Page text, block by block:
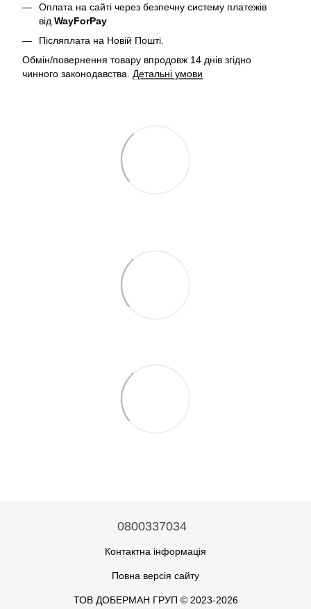
Оплата на сайті через безпечну систему платежів
від WayForPay
Післяплата на Новій Пошті.
Обмін/повернення товару впродовж 14 днів згідно
чинного законодавства. Детальні умови
0800337034
Контактна інформація
Повна версія сайту
ТОВ ДОБЕРМАН ГРУП © 2023-2026